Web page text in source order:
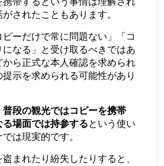
されたこともあります。
ーだけで常に問題ない」「コ
になる」と受け取るべきではあ
から正式な本人確認を求められ
示を求められる可能性があり
普段の観光ではコピーを携帯
る場面では持参するという使い
は現実的です。
まれたり紛失したりすると、